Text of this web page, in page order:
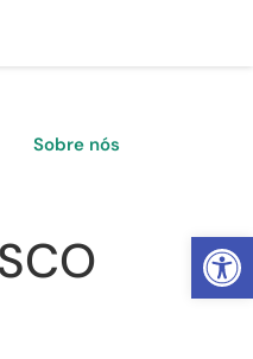
Abrir
Sobre nós